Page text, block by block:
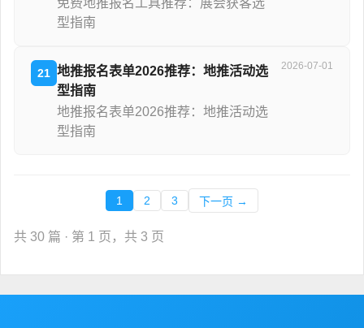
型指南
21 地推报名表单2026推荐：地推活动选
型指南
地推报名表单2026推荐：地推活动选
型指南
2026-07-01
1 2 3 下一页 →
共 30 篇 · 第 1 页，共 3 页